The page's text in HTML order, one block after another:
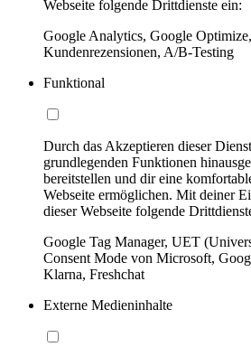
Webseite folgende Drittdienste ein:
Google Analytics, Google
Kundenrezensionen, A/B-Testing
Funktional
Durch das Akzeptieren dieser
grundlegenden Funktionen
bereitstellen und dir eine
Webseite ermöglichen. Mit deiner
dieser Webseite folgende
Google Tag Manager, UET
Consent Mode von Microsoft,
Klarna, Freshchat
Externe Medieninhalte